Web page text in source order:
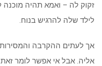
זקוק לה – ואמא תהיה מוכנה
לילד שלה להרגיש בנוח.
אך לעתים ההקרבה
אליה. אבל אי אפשר לומר